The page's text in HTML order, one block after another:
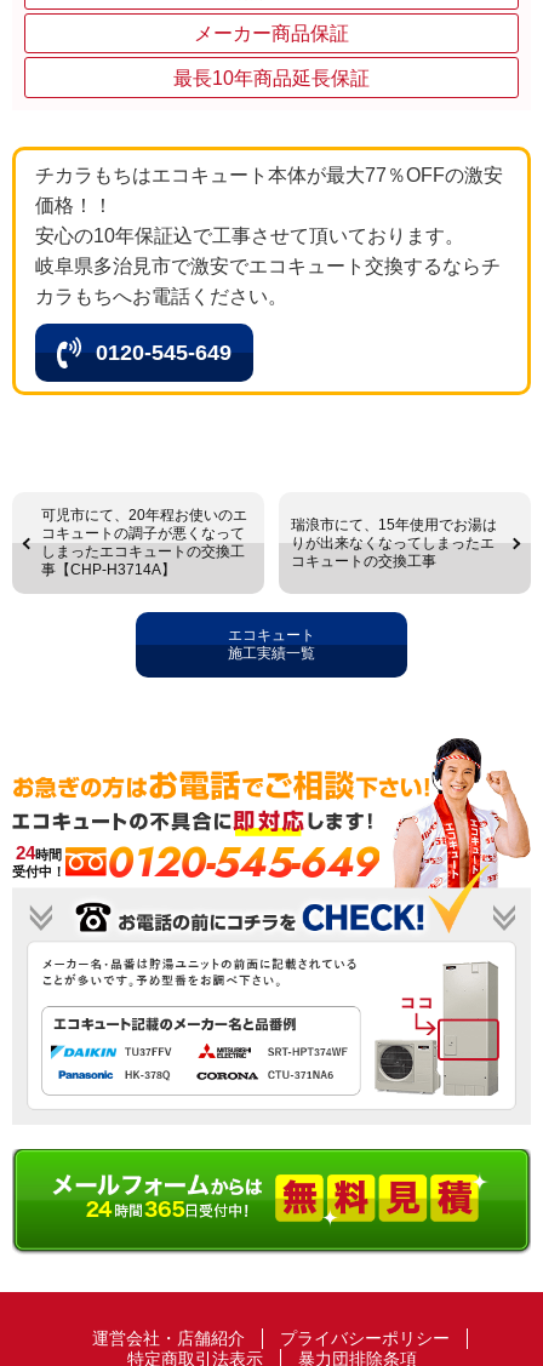
メーカー商品保証
最長10年商品延長保証
チカラもちはエコキュート本体が最大77％OFFの激安
価格！！
安心の10年保証込で工事させて頂いております。
岐阜県多治見市で激安でエコキュート交換するならチ
カラもちへお電話ください。
0120-545-649
可児市にて、20年程お使いのエ
コキュートの調子が悪くなって
しまったエコキュートの交換工
事【CHP-H3714A】
瑞浪市にて、15年使用でお湯は
りが出来なくなってしまったエ
コキュートの交換工事
エコキュート
施工実績一覧
24時間
受付中！
0120-545-649
運営会社・店舗紹介
プライバシーポリシー
特定商取引法表示
暴力団排除条項